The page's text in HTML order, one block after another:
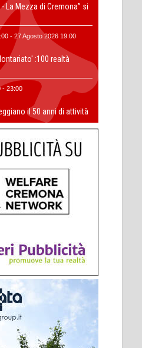
La Mezza di Cremona” si
- 27 Agosto 2026 19:00
:100 realtà
- 23:00
il 50 anni di attività